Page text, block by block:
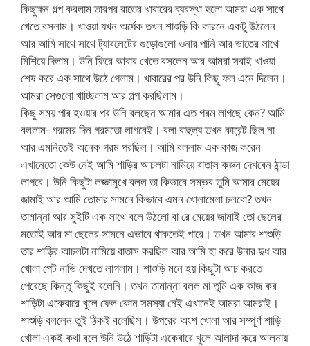
কিছুক্ষন গল্প করলাম তারপর রাতের খাবারের ব্যবস্থা হলো আমরা এক সাথে
খেতে বসলাম। খাওয়া যখন অর্ধেক তখন শাশুড়ি কি কারনে একটু উঠলেন
আর আমি সাথে সাথে ট্যাবলেটের গুড়োগুলো ওনার পানি আর ভাতের সাথে
মিশিয়ে দিলাম। উনি ফিরে আবার খেতে বসলেন আর আমরা সবাই খাওয়া
শেষ করে এক সাথে উঠে গেলাম। খাবারের পর উনি কিছু ফল এনে দিলেন।
আমরা সেগুলো খাচ্ছিলাম আর গল্প করছিলাম।
কিছু সময় পার হওয়ার পর উনি বলছেন আমার এত গরম লাগছে কেন? আমি
বললাম- গরমের দিন গরমতো লাগবেই। বলা বাহুল্য তখন কারেন্ট ছিল না
আর এমনিতেই অনেক গরম পরছিল। আমি বললাম এক কাজ করেন
এখানেতো কেউ নেই আমি শাড়ির আচলটা নামিয়ে বাতাস করুন দেখবেন ঠান্ডা
লাগবে। উনি কিছুটা লজ্জামুখে বলল তা কিভাবে সম্ভব তুমি আমার মেয়ের
জামাই আর আমি তোমার সামনে কিভাবে এমন খোলামেলা চলবো? তখন
তামান্না আর সুইটি এক সাথে বলে উঠলো বা রে মেয়ের জামাই তো ছেলের
মতোই আর মা ছেলের সামনে এভাবে থাকতেই পারে। তখন আমার শাশুড়ি
তার শাড়ির আচলটা নামিয়ে বাতাস করছিল আর আমি হা করে উনার দুধ আর
খোলা পেট নাভি দেখতে লাগলাম। শাশুড়ি মনে হয় কিছুটা আচ করতে
পেরেছে কিন্তু কিছুই বলেনি। তখন তামান্না বলল মা তুমি এক কাজ কর
শাড়িটা একেবারে খুলে ফেল কোন সমস্যা নেই এখানেই আমরা আমরাই।
শাশুড়ি বললেন তুই ঠিকই বলেছিস। উপরের অংশ খোলা আর সম্পূর্ণ শাড়ি
খোলা একই কথা বলে উনি উঠে শাড়িটা একেবারে খুলে আলাদা করে আলনায়